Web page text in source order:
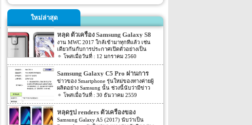
ใหม่ล่าสุด
หลุด ตัวเครื่อง Samsung Galaxy S8
จากภาพเรนเดอร์ของผู้ผลิตเคส
งาน MWC 2017 ใกล้เข้ามาทุกทีแล้ว เช่น
เดียวกันกับการประกาศเปิดตัวอย่างเป็น
ทางการของมือถือเรือธงจากค่าย Samsung
เช่นเดียวกัน แต่ก่อนจะถึงเวลาเปิดตัวจริง
ข่าวสารข่าวลือข่าวหลอกข่าวลวงก็จะถาโถม
ให้เราต้องเสพข่าวกันอย่างไม่ลืมหูลืมตากัน
เลยทีเดียว แถมยังต้องคอยลุ้นว่าตัวจริงจะออก
มาเหมือนอย่างที่ข่าวต่างๆ ออกมาหรือไม่
Ghostek ผู้ผลิตเคสมือถือได้ปล่อยภาพเคสกัน
กระแทกอะตอมมิคช็อค Atomic Shock
สำหรับ Samsung Galaxy S8 และมีภาพตัว
เครื่อง S8 อยู่ในเคสอีกด้วย ในขณะที่ผู้ผลิต
12 มกราคม 2560
Samsung Galaxy C5 Pro ผ่านการ
ตรวจสอบจาก TENAA แล้ว
ข่าวของ Smartphone รุ่นใหม่ของทางค่ายผู้
ผลิตอย่าง Samsung นั้น ช่วงนี้นับว่ามีข่าว
ออกมาหลายต่อหลายข่าวมาก โดยล่าสุดนี้ก็มี
สำหรับข่าวล่าสุดของ Samsung นี้นั้น ตาม
ข่าวระบุว่า Smartphone รุ่นใหม่ของทางค่ายผู้
ผลิตอย่าง Samsung อย่างรุ่น Samsung Galaxy
30 ธันวาคม 2559
หลุดรูป renders ตัวเครื่องของ
Samsung Galaxy A5 (2017)
Samsung Galaxy A5 (2017) นับว่าเป็น